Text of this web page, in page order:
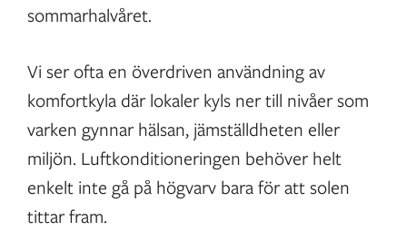
sommarhalvåret.
Vi ser ofta en överdriven användning av
komfortkyla där lokaler kyls ner till nivåer som
varken gynnar hälsan, jämställdheten eller
miljön. Luftkonditioneringen behöver helt
enkelt inte gå på högvarv bara för att solen
tittar fram.